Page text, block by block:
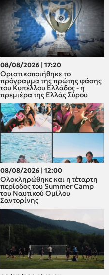
08/08/2026 | 17:20
Οριστικοποιήθηκε το
πρόγραμμα της πρώτης φάσης
του Κυπέλλου Ελλάδος - η
πρεμιέρα της Ελλάς Σύρου
08/08/2026 | 12:00
Oλοκληρώθηκε και η τέταρτη
περίοδος του Summer Camp
του Ναυτικού Ομίλου
Σαντορίνης